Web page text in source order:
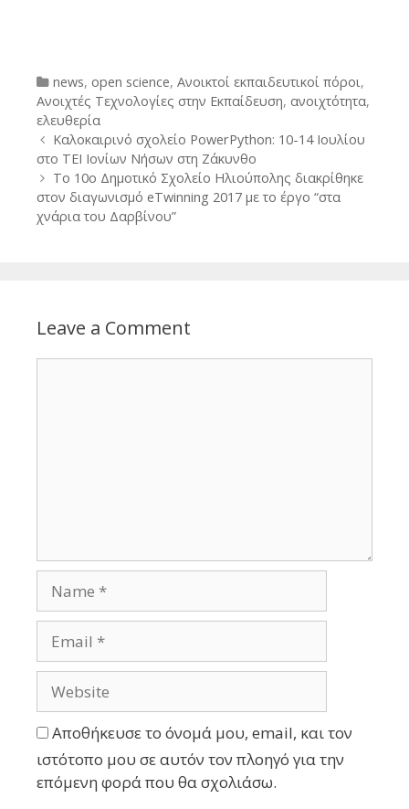
Categories
news, open science, Ανοικτοί εκπαιδευτικοί πόροι,
Ανοιχτές Τεχνολογίες στην Εκπαίδευση, ανοιχτότητα,
ελευθερία
Post
navigation
Kαλοκαιρινό σχολείο PowerPython: 10-14 Ιουλίου
στο ΤΕΙ Ιονίων Νήσων στη Ζάκυνθο
Το 10ο Δημοτικό Σχολείο Ηλιούπολης διακρίθηκε
στον διαγωνισμό eTwinning 2017 με το έργο “στα
χνάρια του Δαρβίνου”
Leave a Comment
Αποθήκευσε το όνομά μου, email, και τον
ιστότοπο μου σε αυτόν τον πλοηγό για την
επόμενη φορά που θα σχολιάσω.